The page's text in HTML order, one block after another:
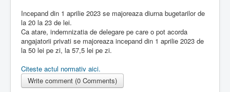
Incepand din 1 aprilie 2023 se majoreaza diurna bugetarilor de
la 20 la 23 de lei.
Ca atare, indemnizatia de delegare pe care o pot acorda
angajatorii privati se majoreaza incepand din 1 aprilie 2023 de
la 50 lei pe zi, la 57,5 lei pe zi.
Citeste actul normativ aici.
Write comment (0 Comments)